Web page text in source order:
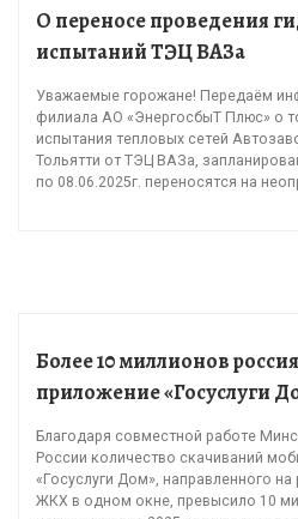
О переносе проведения
испытаний ТЭЦ ВАЗа
Уважаемые горожане! Передаём
филиала АО «ЭнергосбыТ Плюс» о
испытания тепловых сетей
Тольятти от ТЭЦ ВАЗа,
по 08.06.2025г. переносятся на
Более 10 миллионов
приложение «Госуслуги
Благодаря совместной работе
России количество скачиваний
«Госуслуги Дом», направленного
ЖКХ в одном окне, превысило 10